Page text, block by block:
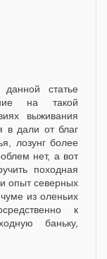
на такой
выживания
в дали от благ
лозунг более
нет, а вот
походная
опыт северных
из оленьих
к
баньку,